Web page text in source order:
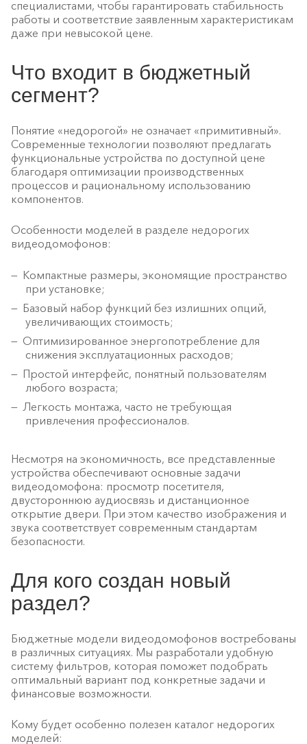
специалистами, чтобы гарантировать стабильность
работы и соответствие заявленным характеристикам
даже при невысокой цене.
Что входит в бюджетный
сегмент?
Понятие «недорогой» не означает «примитивный».
Современные технологии позволяют предлагать
функциональные устройства по доступной цене
благодаря оптимизации производственных
процессов и рациональному использованию
компонентов.
Особенности моделей в разделе недорогих
видеодомофонов:
Компактные размеры, экономящие пространство
при установке;
Базовый набор функций без излишних опций,
увеличивающих стоимость;
Оптимизированное энергопотребление для
снижения эксплуатационных расходов;
Простой интерфейс, понятный пользователям
любого возраста;
Легкость монтажа, часто не требующая
привлечения профессионалов.
Несмотря на экономичность, все представленные
устройства обеспечивают основные задачи
видеодомофона: просмотр посетителя,
двустороннюю аудиосвязь и дистанционное
открытие двери. При этом качество изображения и
звука соответствует современным стандартам
безопасности.
Для кого создан новый
раздел?
Бюджетные модели видеодомофонов востребованы
в различных ситуациях. Мы разработали удобную
систему фильтров, которая поможет подобрать
оптимальный вариант под конкретные задачи и
финансовые возможности.
Кому будет особенно полезен каталог недорогих
моделей: